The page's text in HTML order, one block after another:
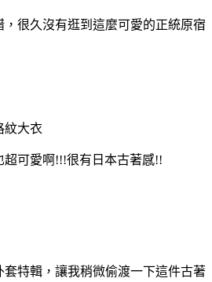
很久沒有逛到這麼可愛的正統原宿
紋大衣
超可愛啊!!!很有日本古著感!!
特輯，讓我稍微偷渡一下這件古著